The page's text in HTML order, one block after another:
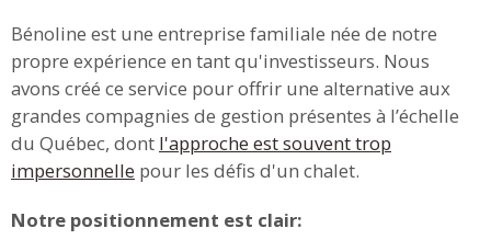
Bénoline est une entreprise familiale née de notre
propre expérience en tant qu'investisseurs. Nous
avons créé ce service pour offrir une alternative aux
grandes compagnies de gestion présentes à l’échelle
du Québec, dont l'approche est souvent trop
impersonnelle pour les défis d'un chalet.
Notre positionnement est clair: